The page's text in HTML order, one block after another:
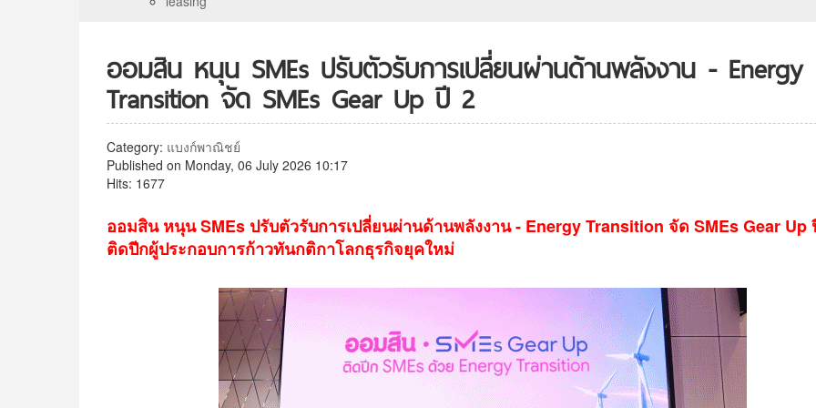
ออมสิน หนุน SMEs ปรับตัวรับการเปลี่ยนผ่านด้านพลังงาน - Energy
Transition จัด SMEs Gear Up ปี 2
Category: แบงก์พาณิชย์
Published on Monday, 06 July 2026 10:17
Hits: 1677
ออมสิน หนุน SMEs ปรับตัวรับการเปลี่ยนผ่านด้านพลังงาน - Energy Transition จัด SMEs Gear Up
ติดปีกผู้ประกอบการก้าวทันกติกาโลกธุรกิจยุคใหม่